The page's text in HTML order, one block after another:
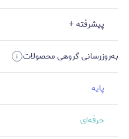
پیشرفته +
به‌روزرسانی گروهی محصولات
پایه
حرفه‌ای